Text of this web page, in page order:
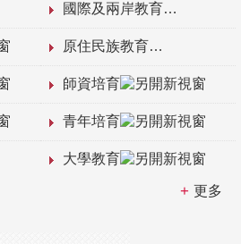
國際及兩岸教育
原住民族教育
師資培育
青年培育
大學教育
更多